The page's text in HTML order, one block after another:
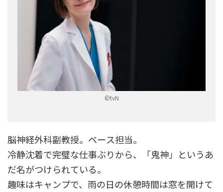
©tvN
脳神経外科副教授。ベース担当。
冷静沈着で完璧な仕事ぶりから、「鬼神」というあ
だ名がつけられている。
趣味はキャンプで、雨の日の休憩時間は窓を開けて